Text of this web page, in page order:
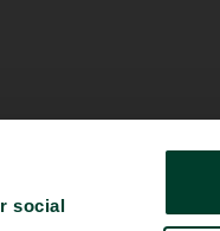
social